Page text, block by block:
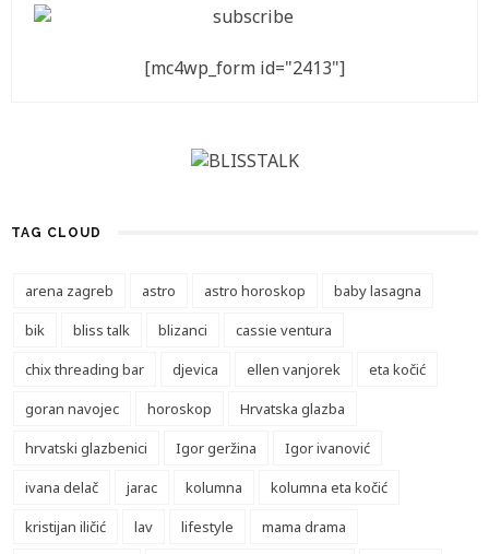
[mc4wp_form id="2413"]
TAG CLOUD
arena zagreb astro astro horoskop
baby lasagna
bik
bliss talk blizanci
cassie ventura
chix threading bar
djevica ellen vanjorek
eta kočić
goran navojec
horoskop
Hrvatska glazba
hrvatski glazbenici
Igor geržina
Igor ivanović
ivana delač
jarac kolumna
kolumna eta kočić
kristijan iličić
lav lifestyle
mama drama